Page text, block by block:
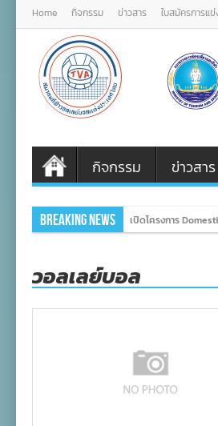
Home กิจกรรม ข่าวสาร ใบสมัครการแ
กิจกรรม ข่าวสาร
Breaking News เปิดโครงการ
วอลเลย์บอล